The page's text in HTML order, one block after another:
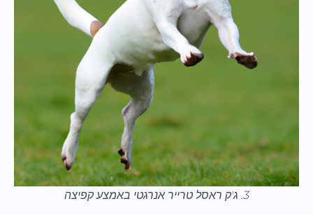
3. ג'ק ראסל טרייר אנרגטי באמצע קפיצה